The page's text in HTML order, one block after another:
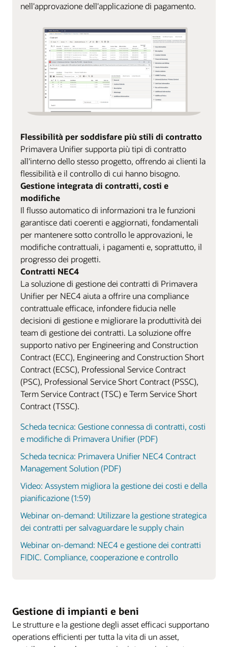
nell'approvazione dell'applicazione di pagamento.
Flessibilità per soddisfare più stili di contratto
Primavera Unifier supporta più tipi di contratto
all'interno dello stesso progetto, offrendo ai clienti la
flessibilità e il controllo di cui hanno bisogno.
Gestione integrata di contratti, costi e
modifiche
Il flusso automatico di informazioni tra le funzioni
garantisce dati coerenti e aggiornati, fondamentali
per mantenere sotto controllo le approvazioni, le
modifiche contrattuali, i pagamenti e, soprattutto, il
progresso dei progetti.
Contratti NEC4
La soluzione di gestione dei contratti di Primavera
Unifier per NEC4 aiuta a offrire una compliance
contrattuale efficace, infondere fiducia nelle
decisioni di gestione e migliorare la produttività dei
team di gestione dei contratti. La soluzione offre
supporto nativo per Engineering and Construction
Contract (ECC), Engineering and Construction Short
Contract (ECSC), Professional Service Contract
(PSC), Professional Service Short Contract (PSSC),
Term Service Contract (TSC) e Term Service Short
Contract (TSSC).
Scheda tecnica: Gestione connessa di contratti, costi
e modifiche di Primavera Unifier (PDF)
Scheda tecnica: Primavera Unifier NEC4 Contract
Management Solution (PDF)
Video: Assystem migliora la gestione dei costi e della
pianificazione (1:59)
Webinar on-demand: Utilizzare la gestione strategica
dei contratti per salvaguardare le supply chain
Webinar on-demand: NEC4 e gestione dei contratti
FIDIC. Compliance, cooperazione e controllo
Gestione di impianti e beni
Le strutture e la gestione degli asset efficaci supportano
operations efficienti per tutta la vita di un asset,